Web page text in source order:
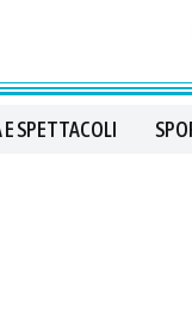
SPETTACOLI